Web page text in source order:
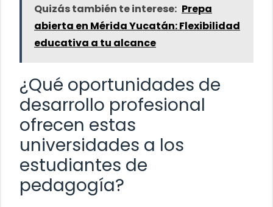
Quizás también te interese: Prepa
abierta en Mérida Yucatán: Flexibilidad
educativa a tu alcance
¿Qué oportunidades de
desarrollo profesional
ofrecen estas
universidades a los
estudiantes de
pedagogía?